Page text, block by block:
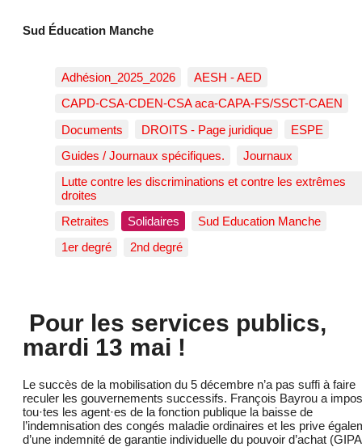
Sud Éducation Manche
Adhésion_2025_2026
AESH - AED
CAPD-CSA-CDEN-CSA aca-CAPA-FS/SSCT-CAEN
Documents
DROITS - Page juridique
ESPE
Guides / Journaux spécifiques.
Journaux
Lutte contre les discriminations et contre les extrêmes
droites
Retraites
Solidaires
Sud Education Manche
1er degré
2nd degré
Pour les services publics,
mardi 13 mai !
Le succès de la mobilisation du 5 décembre n’a pas suffi à faire
reculer les gouvernements successifs. François Bayrou a
tou·tes les agent·es de la fonction publique la baisse de
l’indemnisation des congés maladie ordinaires et les prive
d’une indemnité de garantie individuelle du pouvoir d’achat